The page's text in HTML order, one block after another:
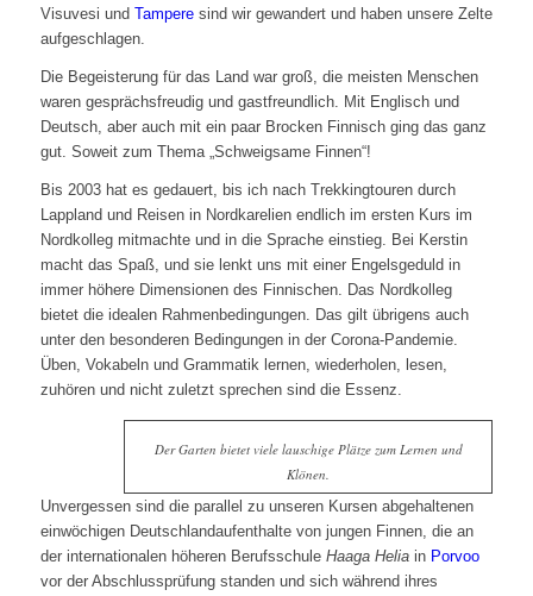
Visuvesi und Tamperesind wir gewandert und haben unsere Zelte
aufgeschlagen.
Die Begeisterung für das Land war groß, die meisten Menschen
waren gesprächsfreudig und gastfreundlich. Mit Englisch und
Deutsch, aber auch mit ein paar Brocken Finnisch ging das ganz
gut. Soweit zum Thema „Schweigsame Finnen“!
Bis 2003 hat es gedauert, bis ich nach Trekkingtouren durch
Lappland und Reisen in Nordkarelien endlich im ersten Kurs im
Nordkolleg mitmachte und in die Sprache einstieg. Bei Kerstin
macht das Spaß, und sie lenkt uns mit einer Engelsgeduld in
immer höhere Dimensionen des Finnischen. Das Nordkolleg
bietet die idealen Rahmenbedingungen. Das gilt übrigens auch
unter den besonderen Bedingungen in der Corona-Pandemie.
Üben, Vokabeln und Grammatik lernen, wiederholen, lesen,
zuhören und nicht zuletzt sprechen sind die Essenz.
Der Garten bietet viele lauschige Plätze zum Lernen und
Klönen.
Unvergessen sind die parallel zu unseren Kursen abgehaltenen
einwöchigen Deutschlandaufenthalte von jungen Finnen, die an
der internationalen höheren Berufsschule Haaga Heliain Porvoo
vor der Abschlussprüfung standen und sich während ihres